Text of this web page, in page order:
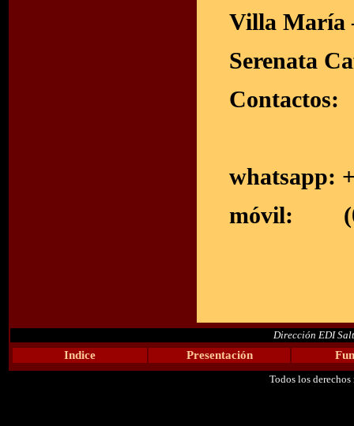
Villa María
Serenata
Contactos:
whatsapp:
móvil:
Dirección EDI
Indice Presentación
Todos los